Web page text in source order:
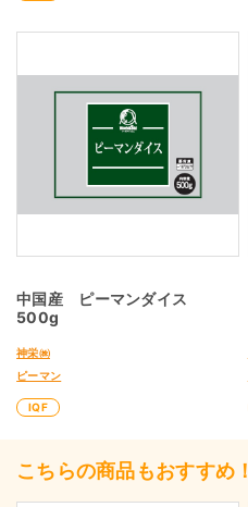
中国産 ピーマンダイス
500g
神栄㈱
ピーマン
IQF
こちらの商品もおすすめ！